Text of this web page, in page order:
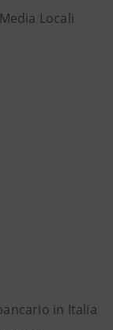
Locali
in Italia